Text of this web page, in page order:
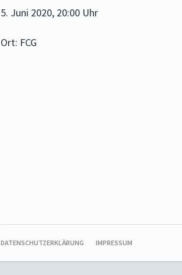
5. Juni 2020, 20:00 Uhr
Ort: FCG
NAVIGATION
DATENSCHUTZERKLÄRUNG IMPRESSUM